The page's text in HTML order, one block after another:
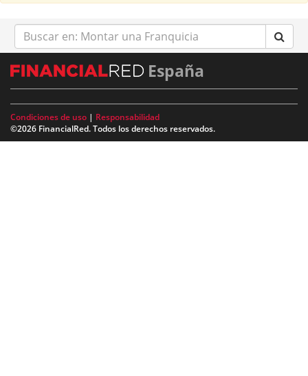
Buscar
en:
España
Condiciones de uso | Responsabilidad
©2026 FinancialRed. Todos los derechos reservados.